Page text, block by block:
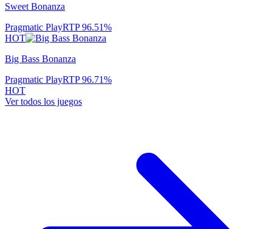
Sweet Bonanza
Pragmatic PlayRTP96.51%
HOT
Big Bass Bonanza
Pragmatic PlayRTP96.71%
HOT
Ver todos los juegos